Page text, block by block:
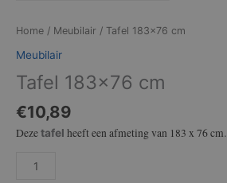
Home / Meubilair / Tafel 183×76 cm
Meubilair
Tafel 183×76 cm
€10,89
Dezetafel heeft een afmeting van 183 x 76 cm.